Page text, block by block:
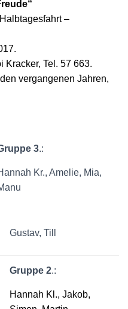
–
Kracker, Tel. 57 663.
vergangenen Jahren,
3.:
Kr., Amelie, Mia,
Gustav, Till
Gruppe 2.:
Hannah Kl., Jakob,